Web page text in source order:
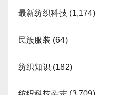
最新纺织科技 (1,174)
民族服装 (64)
纺织知识 (182)